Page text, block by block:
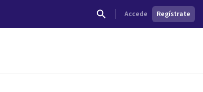
Accede Regístrate